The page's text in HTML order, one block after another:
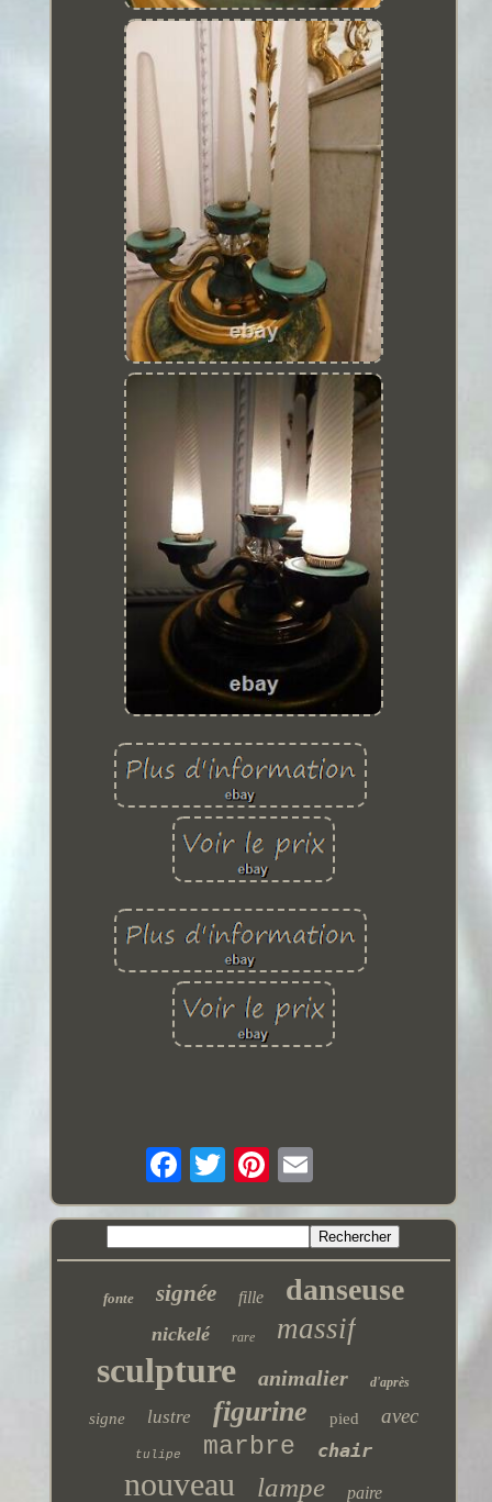
fonte signée fille danseuse
nickelé rare massif
sculpture animalier d'après
signe lustre figurine pied avec
tulipe marbre chair
nouveau lampe paire